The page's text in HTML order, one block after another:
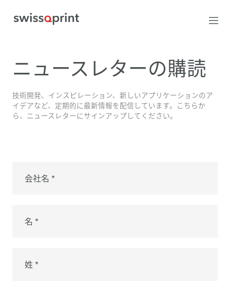
ニュースレターの購読
技術開発、インスピレーション、新しいアプリケーションのア
イデアなど、定期的に最新情報を配信しています。こちらか
ら、ニュースレターにサインアップしてください。
会社名 *
名 *
姓 *